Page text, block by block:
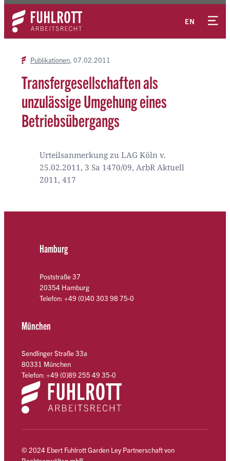
Zum
Inhalt
springen
EN
Kontakt
Publikationen 07.02.2011
Transfergesellschaften als
unzulässige Umgehung eines
Betriebsübergangs
Urteilsanmerkung zu LAG Köln v.
25.02.2011, 3 Sa 1470/09, ArbR Aktuell
2011, 417
Hamburg
Poststraße 37
20354 Hamburg
Telefon: +49 (0)40 303 98 75-0
München
Sendlinger Straße 33a
80331 München
Telefon: +49 (0)89 255 49 35-0
© 2024 Ebert Fuhlrott Garden Ley Partnerschaft von